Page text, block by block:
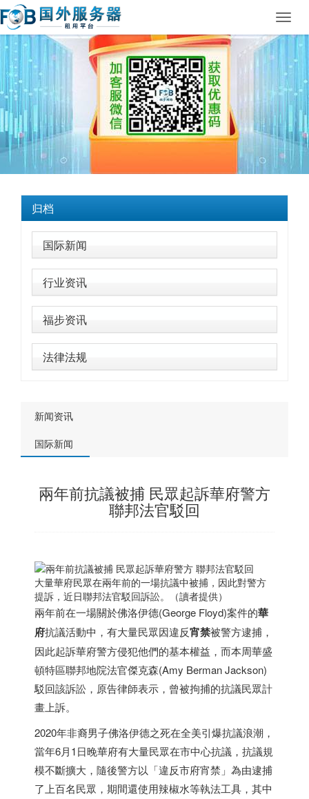
归档
国际新闻
行业资讯
福步资讯
法律法规
新闻资讯
国际新闻
兩年前抗議被捕 民眾起訴華府警方
聯邦法官駁回
大量華府民眾在兩年前的一場抗議中被捕，因此對警方
提訴，近日聯邦法官駁回訴訟。（讀者提供）
兩年前在一場關於佛洛伊德(George Floyd)案件的華
府抗議活動中，有大量民眾因違反宵禁被警方逮捕，
因此起訴華府警方侵犯他們的基本權益，而本周華盛
頓特區聯邦地院法官傑克森(Amy Berman Jackson)
駁回該訴訟，原告律師表示，曾被拘捕的抗議民眾計
畫上訴。
2020年非裔男子佛洛伊德之死在全美引爆抗議浪潮，
當年6月1日晚華府有大量民眾在市中心抗議，抗議規
模不斷擴大，隨後警方以「違反市府宵禁」為由逮捕
了上百名民眾，期間還使用辣椒水等執法工具，其中